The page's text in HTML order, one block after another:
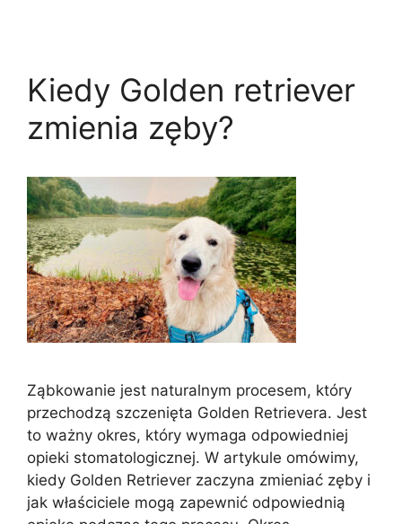
Kiedy Golden retriever
zmienia zęby?
Ząbkowanie jest naturalnym procesem, który
przechodzą szczenięta Golden Retrievera. Jest
to ważny okres, który wymaga odpowiedniej
opieki stomatologicznej. W artykule omówimy,
kiedy Golden Retriever zaczyna zmieniać zęby i
jak właściciele mogą zapewnić odpowiednią